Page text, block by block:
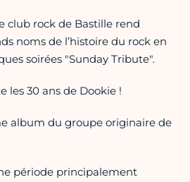
club rock de Bastille rend
noms de l’histoire du rock en
soirées "Sunday Tribute".
les 30 ans de Dookie !
album du groupe originaire de
période principalement